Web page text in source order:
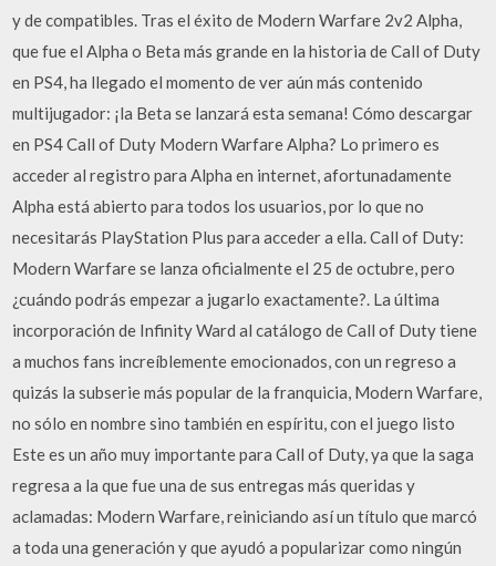
y de compatibles. Tras el éxito de Modern Warfare 2v2 Alpha,
que fue el Alpha o Beta más grande en la historia de Call of Duty
en PS4, ha llegado el momento de ver aún más contenido
multijugador: ¡la Beta se lanzará esta semana! Cómo descargar
en PS4 Call of Duty Modern Warfare Alpha? Lo primero es
acceder al registro para Alpha en internet, afortunadamente
Alpha está abierto para todos los usuarios, por lo que no
necesitarás PlayStation Plus para acceder a ella. Call of Duty:
Modern Warfare se lanza oficialmente el 25 de octubre, pero
¿cuándo podrás empezar a jugarlo exactamente?. La última
incorporación de Infinity Ward al catálogo de Call of Duty tiene
a muchos fans increíblemente emocionados, con un regreso a
quizás la subserie más popular de la franquicia, Modern Warfare,
no sólo en nombre sino también en espíritu, con el juego listo
Este es un año muy importante para Call of Duty, ya que la saga
regresa a la que fue una de sus entregas más queridas y
aclamadas: Modern Warfare, reiniciando así un título que marcó
a toda una generación y que ayudó a popularizar como ningún